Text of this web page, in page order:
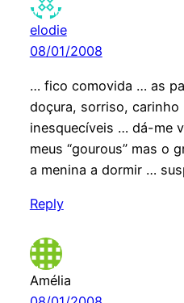
elodie
08/01/2008
… fico comovida … as
doçura, sorriso,
inesquecíveis … dá-me
meus “gourous” mas o
a menina a dormir …
Reply
Amélia